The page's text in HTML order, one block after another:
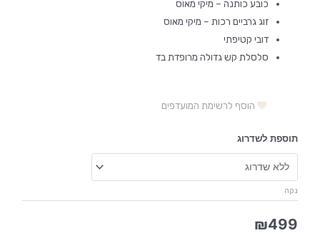
כובע כותנה – מיקי מאוס
זוג גרביים רכות – מיקי מאוס
דובי קטיפתי
סלסלת קש גדולה מרופדת בד
הוסף לרשימת המועדפים
תוספת לשדרוג
נקה
₪499